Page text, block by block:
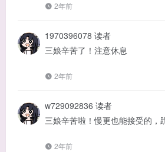
2年前
1970396078 读者
三娘辛苦了！注意休息
2年前
w729092836 读者
三娘辛苦啦！慢更也能接受的，
2年前